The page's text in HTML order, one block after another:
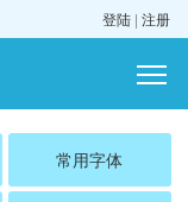
登陆 | 注册
常用字体